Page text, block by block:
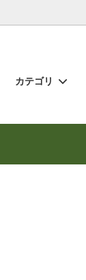
カテゴリ